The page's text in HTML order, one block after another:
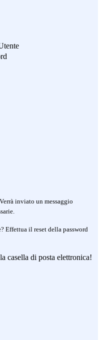
Verrà inviato un messaggio
Effettua il reset della password
casella di posta elettronica!